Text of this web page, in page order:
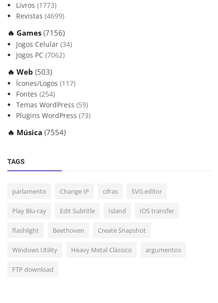
Livros (1773)
Revistas (4699)
🔥 Games (7156)
Jogos Celular (34)
Jogos PC (7062)
🔥 Web (503)
Ícones/Logos (117)
Fontes (254)
Temas WordPress (59)
Plugins WordPress (73)
🔥 Música (7554)
TAGS
parlamento Change IP cifras SVG editor
Play Blu-ray Edit Subtitle Island IOS transfer
flashlight Beethoven Create Snapshot
Windows Utility Heavy Metal Clássico argumentos
FTP download